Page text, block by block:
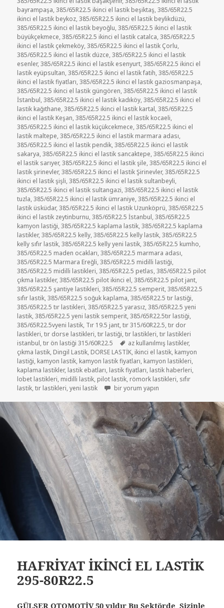
bayrampaşa,385/65R22.5 ikinci el lastik beşiktaş,385/65R22.5
ikinci el lastik beykoz,385/65R22.5 ikinci el lastik beylikdüzü,
385/65R22.5 ikinci el lastik beyoğlu,385/65R22.5 ikinci el lastik
büyükçekmece,385/65R22.5 ikinci el lastik catalca,385/65R22.5
ikinci el lastik çekmeköy,385/65R22.5 ikinci el lastik Çorlu,
385/65R22.5 ikinci el lastik düzce,385/65R22.5 ikinci el lastik
esenler,385/65R22.5 ikinci el lastik esenyurt,385/65R22.5 ikinci el
lastik eyüpsultan,385/65R22.5 ikinci el lastik fatih,385/65R22.5
ikinci el lastik fiyatları,385/65R22.5 ikinci el lastik gaziosmanpaşa,
385/65R22.5 ikinci el lastik güngören,385/65R22.5 ikinci el lastik
İstanbul,385/65R22.5 ikinci el lastik kadıköy,385/65R22.5 ikinci el
lastik kağıthane,385/65R22.5 ikinci el lastik kartal,385/65R22.5
ikinci el lastik Keşan,385/65R22.5 ikinci el lastik kocaeli,
385/65R22.5 ikinci el lastik küçükcekmece,385/65R22.5 ikinci el
lastik maltepe,385/65R22.5 ikinci el lastik marmara adası,
385/65R22.5 ikinci el lastik pendik,385/65R22.5 ikinci el lastik
sakarya,385/65R22.5 ikinci el lastik sancaktepe,385/65R22.5 ikinci
el lastik sarıyer,385/65R22.5 ikinci el lastik şile,385/65R22.5 ikinci el
lastik şirinevler,385/65R22.5 ikinci el lastik Şirinevler,385/65R22.5
ikinci el lastik şişli,385/65R22.5 ikinci el lastik sultanbeyli,
385/65R22.5 ikinci el lastik sultangazi,385/65R22.5 ikinci el lastik
tuzla,385/65R22.5 ikinci el lastik ümraniye,385/65R22.5 ikinci el
lastik üsküdar,385/65R22.5 ikinci el lastik Uzunköprü,385/65R22.5
ikinci el lastik zeytinburnu,385/65R22.5 İstanbul,385/65R22.5
kamyon lastiği,385/65R22.5 kaplama lastik,385/65R22.5 kaplama
lastikler,385/65R22.5 kelly,385/65R22.5 kelly lastik,385/65R22.5
kelly sıfır lastik,385/65R22.5 kelly yeni lastik,385/65R22.5 kumho,
385/65R22.5 maden ocakları,385/65R22.5 marmara adası,
385/65R22.5 Marmara Ereğli,385/65R22.5 midilli lastiği,
385/65R22.5 midilli lastikleri,385/65R22.5 petlas,385/65R22.5 pilot
çıkma lastikler,385/65R22.5 pilot ikinci el,385/65R22.5 pilot jant,
385/65R22.5 şantiye lastikleri,385/65R22.5 semperit,385/65R22.5
sıfır lastik,385/65R22.5 soğuk kaplama,385/65R22.5 tır lastiği,
385/65R22.5 tır lastikleri,385/65R22.5 yarasız,385/65R22.5 yeni
lastik,385/65R22.5 yeni lastik semperit,385/65R22.5tır lastiği,
385/65R22.5vyeni lastik, Tır 19.5 jant,tır 315/60R22.5,tır dor
lastikleri,tır dorse lastikleri,tır lastiği,tır lastikleri,tır lastikleri
istanbul,tır ön lastiği 315/60R22.5 Etiketler
az kullanılmış lastikler,
çıkma lastik, Dingil Lastik, DORSE LASTİK, ikinci el lastik, kamyon
lastiği, kamyon lastik, kamyon lastik fiyatları, kamyon lastikleri,
kaplama lastikler, lastik ebatları, lastik fiyatları, lastik haberleri,
lobet lastikleri, midilli lastik, pilot lastik, römork lastikleri, sıfır
lastik,tır lastikleri,yeni lastik TIR LASTİKLERİ İKİNCİ EL ÇIKMA
bir yorum yapın
HAFRİYAT İKİNCİ EL LASTİK
295-80R22.5
GÜLSER OTOMOTİV 50 yıldır Bu Sektörde Sizinle